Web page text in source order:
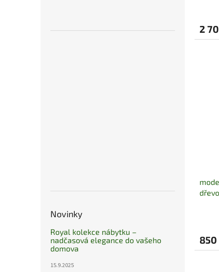
Novinky
Royal kolekce nábytku –
nadčasová elegance do vašeho
domova
15.9.2025
2
850